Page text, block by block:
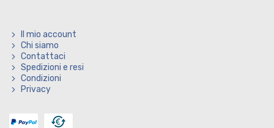
Il mio account
Chi siamo
Contattaci
Spedizioni e resi
Condizioni
Privacy